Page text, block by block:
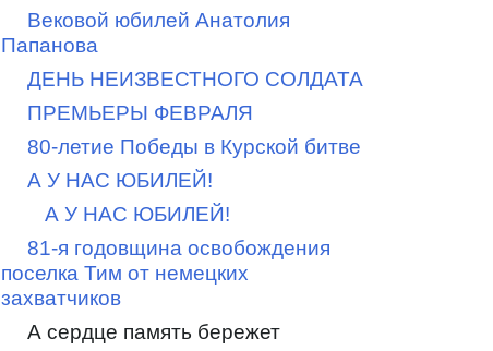
Вековой юбилей Анатолия
Папанова
ДЕНЬ НЕИЗВЕСТНОГО СОЛДАТА
ПРЕМЬЕРЫ ФЕВРАЛЯ
80-летие Победы в Курской битве
А У НАС ЮБИЛЕЙ!
А У НАС ЮБИЛЕЙ!
81-я годовщина освобождения
поселка Тим от немецких
захватчиков
А сердце память бережет